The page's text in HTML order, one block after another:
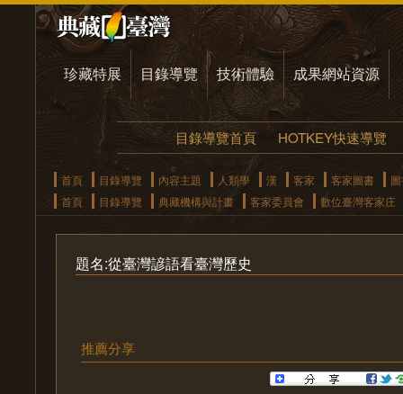
珍藏特展 目錄導覽 技術體驗 成果網站資源
目錄導覽首頁 HOTKEY快速導覽
首頁 目錄導覽 內容主題 人類學 漢 客家 客家圖書
首頁
目錄導覽 典藏機構與計畫 客家委員會 數位臺灣客家庄
題名:從臺灣諺語看臺灣歷史
推薦分享